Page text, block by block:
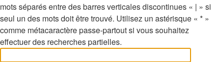
mots séparés entre des barres verticales discontinues « | » si
seul un des mots doit être trouvé. Utilisez un astérisque « * »
comme métacaractère passe-partout si vous souhaitez
effectuer des recherches partielles.